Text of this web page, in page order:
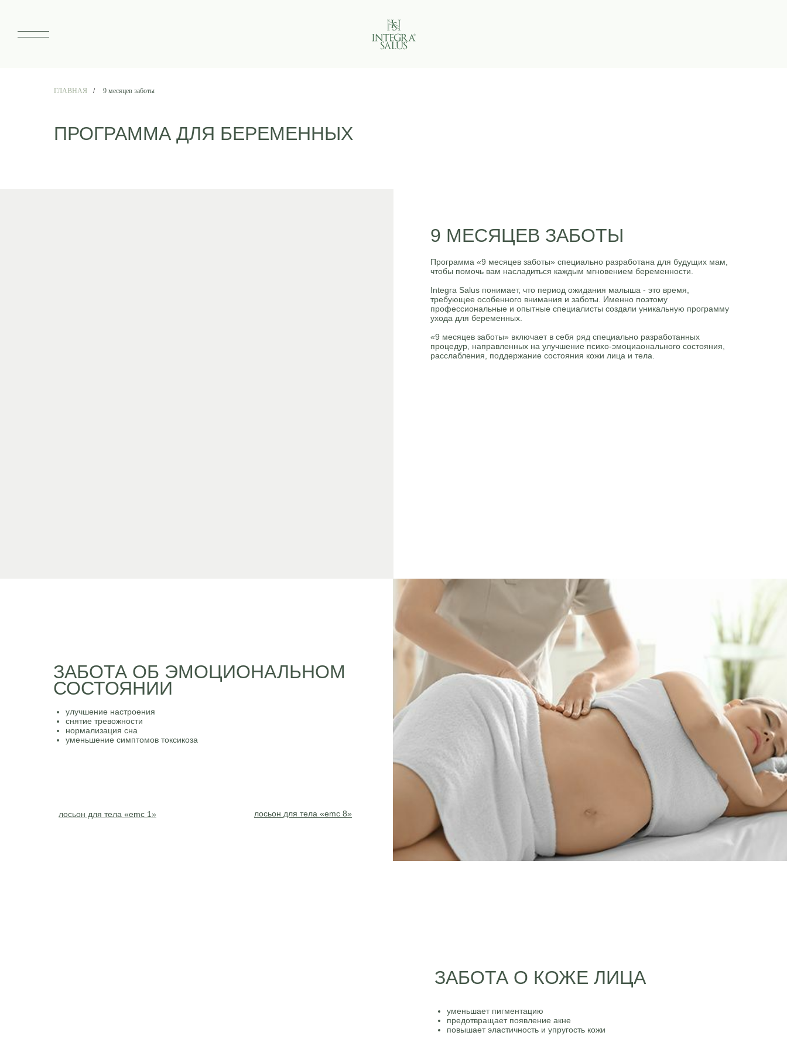
ГЛАВНАЯ / 9 месяцев заботы
ПРОГРАММА ДЛЯ БЕРЕМЕННЫХ
9 МЕСЯЦЕВ ЗАБОТЫ
Программа «9 месяцев заботы» специально разработана для будущих мам,
чтобы помочь вам насладиться каждым мгновением беременности.
Integra Salus понимает, что период ожидания малыша - это время,
требующее особенного внимания и заботы. Именно поэтому
профессиональные и опытные специалисты создали уникальную программу
ухода для беременных.
«9 месяцев заботы» включает в себя ряд специально разработанных
процедур, направленных на улучшение психо-эмоциаонального состояния,
расслабления, поддержание состояния кожи лица и тела.
ЗАБОТА ОБ ЭМОЦИОНАЛЬНОМ
СОСТОЯНИИ
улучшение настроения
снятие тревожности
нормализация сна
уменьшение симптомов токсикоза
лосьон для тела «emc 8»
лосьон для тела «emc 1»
уменьшает пигментацию
предотвращает появление акне
повышает эластичность и упругость кожи
ЗАБОТА О КОЖЕ ЛИЦА